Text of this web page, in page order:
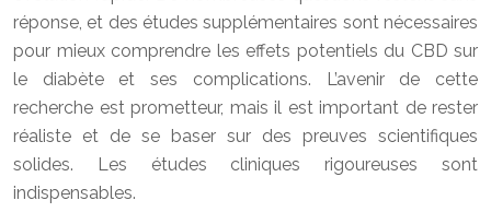
réponse, et des études supplémentaires sont nécessaires
pour mieux comprendre les effets potentiels du CBD sur
le diabète et ses complications. L’avenir de cette
recherche est prometteur, mais il est important de rester
réaliste et de se baser sur des preuves scientifiques
solides. Les études cliniques rigoureuses sont
indispensables.